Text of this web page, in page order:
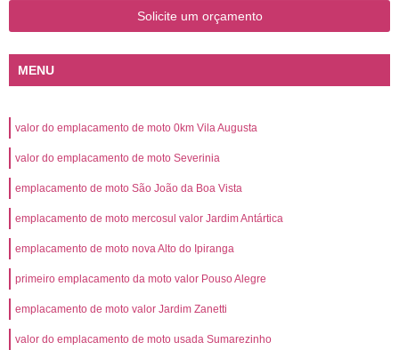
Solicite um orçamento
MENU
valor do emplacamento de moto 0km Vila Augusta
valor do emplacamento de moto Severinia
emplacamento de moto São João da Boa Vista
emplacamento de moto mercosul valor Jardim Antártica
emplacamento de moto nova Alto do Ipiranga
primeiro emplacamento da moto valor Pouso Alegre
emplacamento de moto valor Jardim Zanetti
valor do emplacamento de moto usada Sumarezinho